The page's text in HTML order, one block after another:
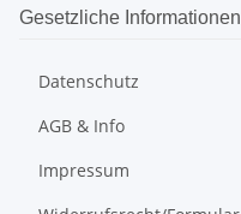
Gesetzliche Informationen
Datenschutz
AGB & Info
Impressum